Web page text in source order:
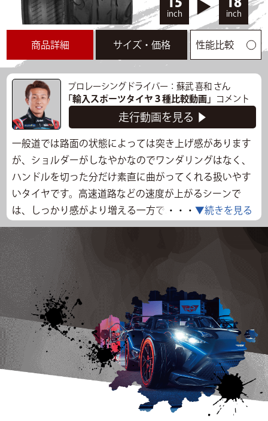
inch inch
商品詳細 サイズ・価格 性能比較
プロレーシングドライバー：蘇武 喜和 さん
「輸入スポーツタイヤ３種比較動画」
コメント
走行動画を見る ▶
一般道では路面の状態によっては突き上げ感があります
が、ショルダーがしなやかなのでワンダリングはなく、
ハンドルを切った分だけ素直に曲がってくれる扱いやす
いタイヤです。高速道路などの速度が上がるシーンで
は、しっかり感がより増える一方で、溝が大きいためか
ロードノイズは目立ってくる印象です。ただし、マフラ
ーが変わっている車両であれば気になるほどではありま
せん。サーキットでは、全体的に剛性が高いので切り返
しが楽です。フルブレーキでもきちんと止まってくれま
すが、縦に比べると横のグリップは若干低めなので、初
級者?中級者の人がタイヤのグリップの限界を探る練習を
したり、荷重移動の練習をする用途には最適だと思いま
す。
走行データ
気温 17℃ 路面温度 16.2℃
最高速度 85.176km/h
・・・ ▼続きを見る